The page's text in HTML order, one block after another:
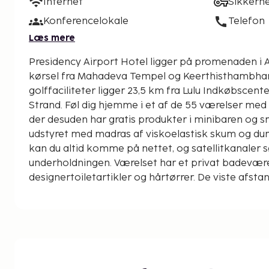
Internet
Konferencelokale
Telefon
Læs mere
Presidency Airport Hotel ligger på promenaden i
kørsel fra Mahadeva Tempel og Keerthisthambham. Dette hotel
golffaciliteter ligger 23,5 km fra Lulu
Strand. Føl dig hjemme i et af de 55 værelser
der desuden har gratis produkter i minibaren og
udstyret med madras af viskoelastisk skum og
kan du altid komme på nettet, og satellitkanaler
underholdningen. Værelset har et privat
designertoiletartikler og hårtørrer. De viste